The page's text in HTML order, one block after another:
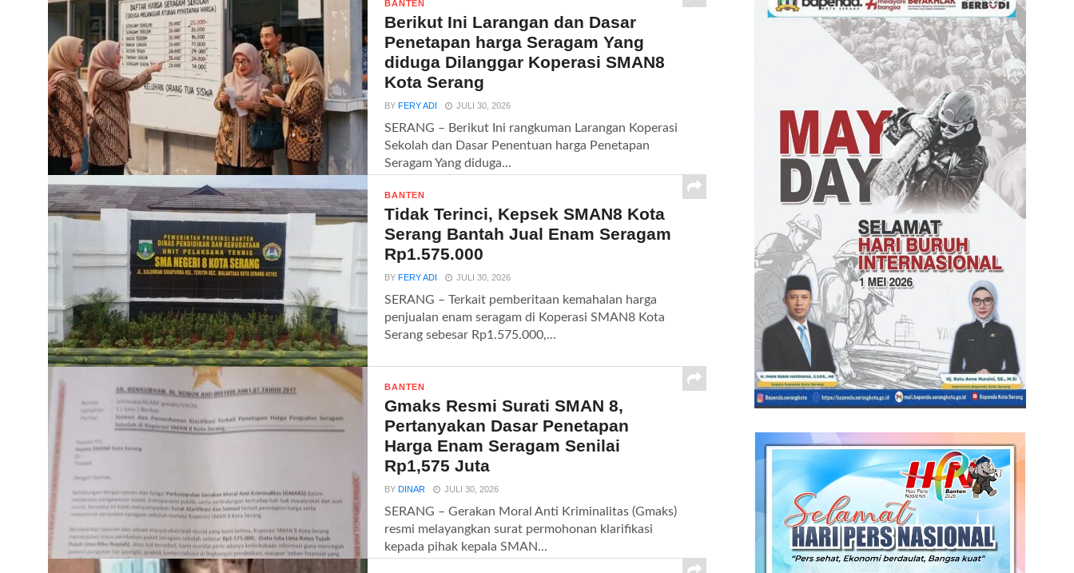
BANTEN
Berikut Ini Larangan dan Dasar
Penetapan harga Seragam Yang
diduga Dilanggar Koperasi SMAN8
Kota Serang
BYFERY ADI JULI 30, 2026
SERANG – Berikut Ini rangkuman Larangan Koperasi
Sekolah dan Dasar Penentuan harga Penetapan
Seragam Yang diduga...
BANTEN
Tidak Terinci, Kepsek SMAN8 Kota
Serang Bantah Jual Enam Seragam
Rp1.575.000
BYFERY ADI JULI 30, 2026
SERANG – Terkait pemberitaan kemahalan harga
penjualan enam seragam di Koperasi SMAN8 Kota
Serang sebesar Rp1.575.000,...
BANTEN
Gmaks Resmi Surati SMAN 8,
Pertanyakan Dasar Penetapan
Harga Enam Seragam Senilai
Rp1,575 Juta
BYDINAR JULI 30, 2026
SERANG – Gerakan Moral Anti Kriminalitas (Gmaks)
resmi melayangkan surat permohonan klarifikasi
kepada pihak kepala SMAN...